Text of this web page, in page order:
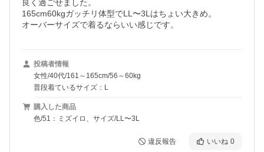
良く過ごせました。
165cm60kgガッチリ体型でLL〜3Lはちょい大きめ。
オーバーサイズで着るならいい感じです。
投稿者情報
女性/40代/161～165cm/56～60kg
普段着ているサイズ：L
購入した商品
色/51：ミズイロ、サイズ/LL〜3L
違反報告 いいね 0